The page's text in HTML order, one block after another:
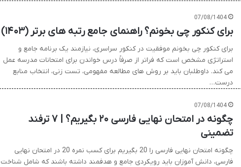
07/08/1404
برای کنکور چی بخونم؟ راهنمای جامع رتبه های برتر (۱۴۰۳)
برای کنکور چی بخونم موفقیت در کنکور سراسری، نیازمند یک برنامه جامع و
استراتژی مشخص است که فراتر از صرفاً درس خواندن برای امتحانات مدرسه عمل
می کند. داوطلبان باید بر روش های مطالعه مفهومی، تست زنی، انتخاب منابع
درست…
07/08/1404
چگونه در امتحان نهایی فارسی ۲۰ بگیریم؟ | ۷ ترفند
تضمینی
چگونه امتحان نهایی فارسی را 20 بگیریم برای کسب نمره 20 در امتحان نهایی
فارسی، دانش آموزان باید رویکردی جامع و هدفمند داشته باشند که شامل شناخت